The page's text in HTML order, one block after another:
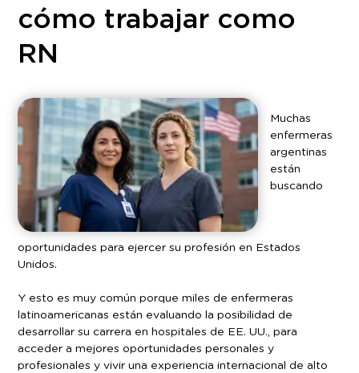
cómo trabajar como
RN
Muchas
enfermeras
argentinas
están
buscando
oportunidades para ejercer su profesión en Estados
Unidos.
Y esto es muy común porque miles de enfermeras
latinoamericanas están evaluando la posibilidad de
desarrollar su carrera en hospitales de EE. UU., para
acceder a mejores oportunidades personales y
profesionales y vivir una experiencia internacional de alto